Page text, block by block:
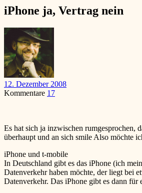
iPhone ja, Vertrag nein
12. Dezember 2008
Kommentare 17
Es hat sich ja inzwischen rumgesprochen,
überhaupt und an sich smile Also möchte
iPhone und t-mobile
In Deutschland gibt es das iPhone (ich
Datenverkehr haben möchte, der liegt bei
Datenverkehr. Das iPhone gibt es dann